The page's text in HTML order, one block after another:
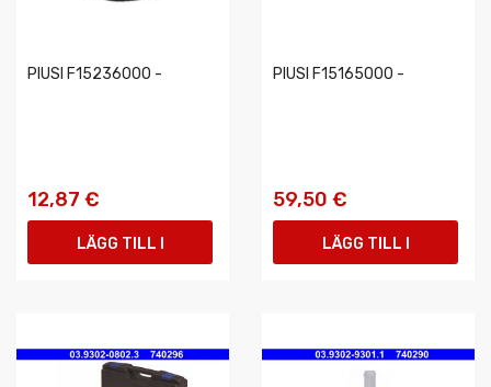
PIUSI F15236000 -
12,87 €
LÄGG TILL I
PIUSI F15165000 -
59,50 €
LÄGG TILL I